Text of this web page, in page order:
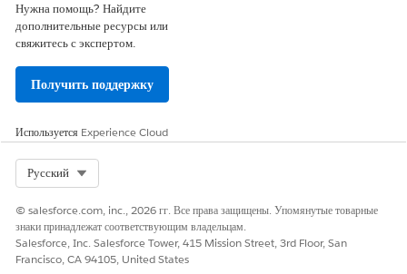
Нужна помощь? Найдите
дополнительные ресурсы или
свяжитесь с экспертом.
Получить поддержку
Используется Experience Cloud
Русский
© salesforce.com, inc., 2026 гг. Все права защищены. Упомянутые товарные
знаки принадлежат соответствующим владельцам.
Salesforce, Inc. Salesforce Tower, 415 Mission Street, 3rd Floor, San
Francisco, CA 94105, United States